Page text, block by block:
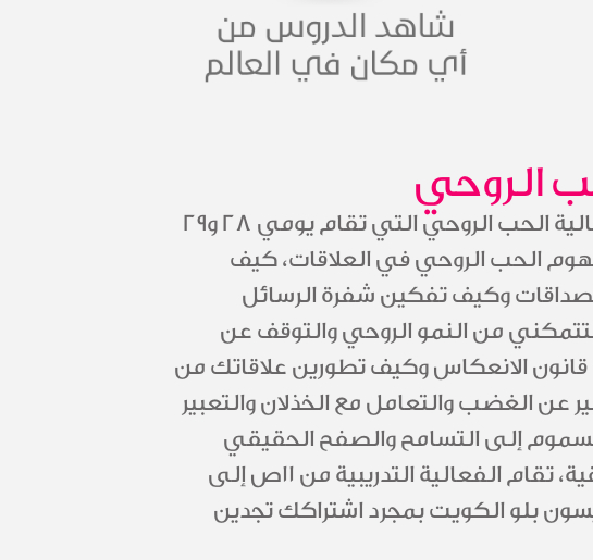
الروحي
تحصلين على دعوة شخصية لحضور فعالية الحب الروحي التي تقام يومي 28 و29
الحب الروحي في العلاقات، كيف
وكيف تفكين شفرة الرسائل
من النمو الروحي والتوقف عن
الانعكاس وكيف تطورين علاقاتك من
عن الغضب والتعامل مع الخذلان والتعبير
إلى التسامح والصفح الحقيقي
والعميق مع تأمل الاتصال بذاتك الحقيقية، تقام الفعالية التدريبية من 11ص إلى
فندق راديسون بلو الكويت بمجرد اشتراكك تجدين